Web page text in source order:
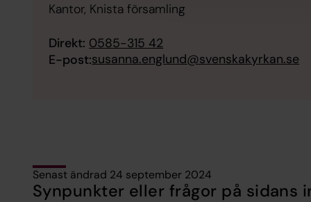
Kantor, Knista församling
Direkt: 0585-315 42
E-post:susanna.englund@svenskakyrkan.se
Senast ändrad 24 september 2024
Synpunkter eller frågor på sidans